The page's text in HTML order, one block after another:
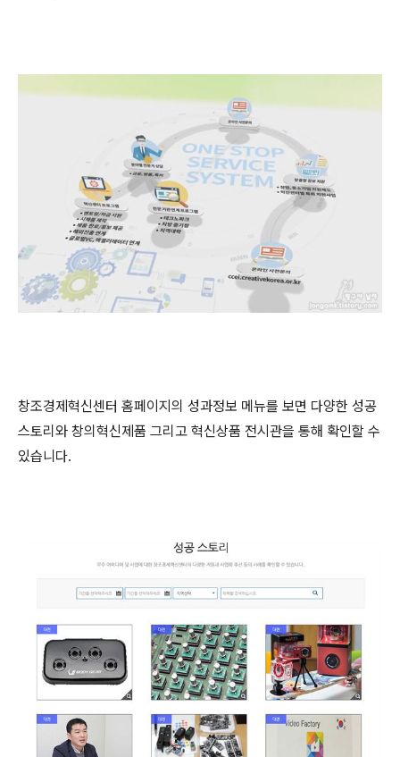
창조경제혁신센터 홈페이지의 성과정보 메뉴를 보면 다양한 성공
스토리와 창의혁신제품 그리고 혁신상품 전시관을 통해 확인할 수
있습니다.